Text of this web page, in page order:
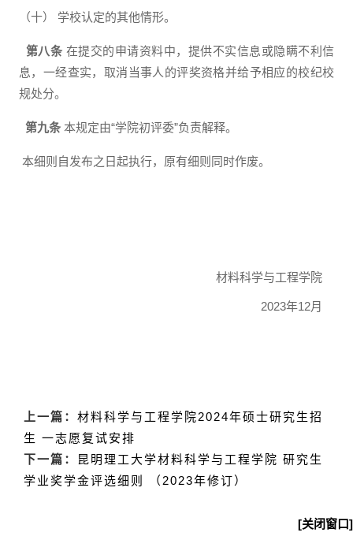
（十） 学校认定的其他情形。
第八条 在提交的申请资料中，提供不实信息或隐瞒不利信
息，一经查实，取消当事人的评奖资格并给予相应的校纪校
规处分。
第九条 本规定由“学院初评委”负责解释。
本细则自发布之日起执行，原有细则同时作废。
材料科学与工程学院
2023年12月
上一篇： 材料科学与工程学院2024年硕士研究生招
生 一志愿复试安排
下一篇：
昆明理工大学材料科学与工程学院 研究生
学业奖学金评选细则 （2023年修订）
[关闭窗口]